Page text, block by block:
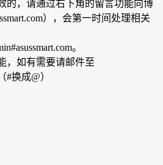
的，请通过右下角的留言功能向博
），会第一时间处理相关
。
，如有需要请邮件至
#换成@）